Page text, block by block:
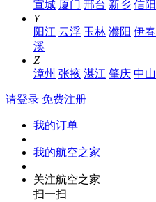
宣城 厦门 邢台 新乡 信阳
Y
阳江 云浮 玉林 濮阳 伊春
溪
Z
漳州 张掖 湛江 肇庆 中山
请登录 免费注册
我的订单
我的航空之家
关注航空之家
扫一扫